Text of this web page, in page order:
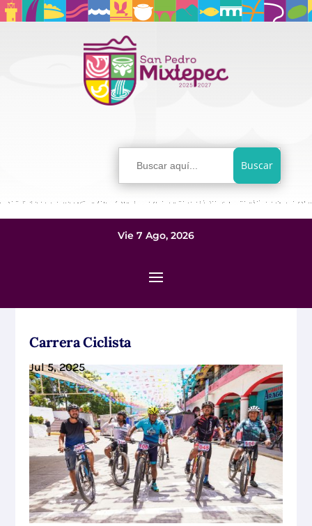
Buscar:
Vie 7 Ago, 2026
Carrera Ciclista
Jul 5, 2025